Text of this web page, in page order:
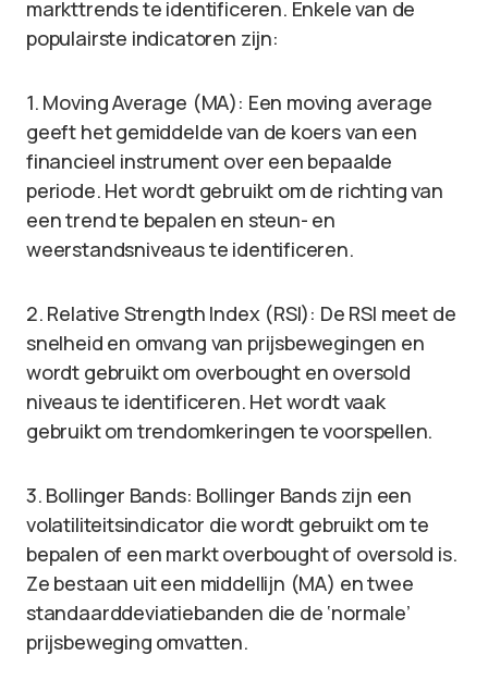
markttrends te identificeren. Enkele van de
populairste indicatoren zijn:
1. Moving Average (MA): Een moving average
geeft het gemiddelde van de koers van een
financieel instrument over een bepaalde
periode. Het wordt gebruikt om de richting van
een trend te bepalen en steun- en
weerstandsniveaus te identificeren.
2. Relative Strength Index (RSI): De RSI meet de
snelheid en omvang van prijsbewegingen en
wordt gebruikt om overbought en oversold
niveaus te identificeren. Het wordt vaak
gebruikt om trendomkeringen te voorspellen.
3. Bollinger Bands: Bollinger Bands zijn een
volatiliteitsindicator die wordt gebruikt om te
bepalen of een markt overbought of oversold is.
Ze bestaan uit een middellijn (MA) en twee
standaarddeviatiebanden die de ‘normale’
prijsbeweging omvatten.